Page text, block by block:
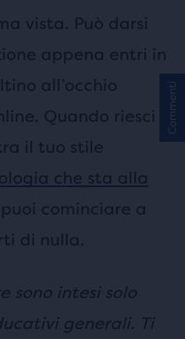
vista. Può darsi
appena entri in
all’occhio
Quando riesci
il tuo stile
che sta alla
cominciare a
di nulla.
sono intesi solo
generali. Ti
Commenti